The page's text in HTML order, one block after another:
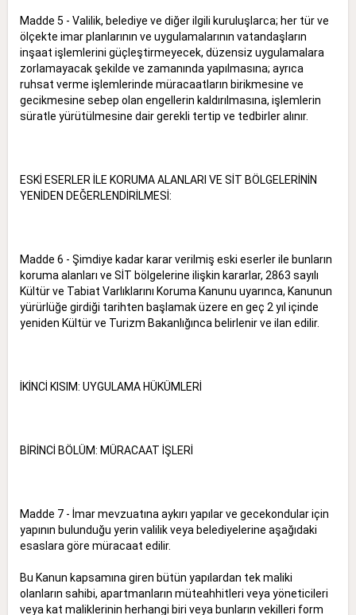
Madde 5 - Valilik, belediye ve diğer ilgili kuruluşlarca; her tür ve
ölçekte imar planlarının ve uygulamalarının vatandaşların
inşaat işlemlerini güçleştirmeyecek, düzensiz uygulamalara
zorlamayacak şekilde ve zamanında yapılmasına; ayrıca
ruhsat verme işlemlerinde müracaatların birikmesine ve
gecikmesine sebep olan engellerin kaldırılmasına, işlemlerin
süratle yürütülmesine dair gerekli tertip ve tedbirler alınır.
ESKİ ESERLER İLE KORUMA ALANLARI VE SİT BÖLGELERİNİN
YENİDEN DEĞERLENDİRİLMESİ:
Madde 6 - Şimdiye kadar karar verilmiş eski eserler ile bunların
koruma alanları ve SİT bölgelerine ilişkin kararlar, 2863 sayılı
Kültür ve Tabiat Varlıklarını Koruma Kanunu uyarınca, Kanunun
yürürlüğe girdiği tarihten başlamak üzere en geç 2 yıl içinde
yeniden Kültür ve Turizm Bakanlığınca belirlenir ve ilan edilir.
İKİNCİ KISIM: UYGULAMA HÜKÜMLERİ
BİRİNCİ BÖLÜM: MÜRACAAT İŞLERİ
Madde 7 - İmar mevzuatına aykırı yapılar ve gecekondular için
yapının bulunduğu yerin valilik veya belediyelerine aşağıdaki
esaslara göre müracaat edilir.
Bu Kanun kapsamına giren bütün yapılardan tek maliki
olanların sahibi, apartmanların müteahhitleri veya yöneticileri
veya kat maliklerinin herhangi biri veya bunların vekilleri form